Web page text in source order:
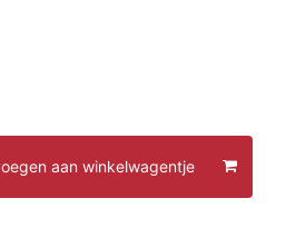
aan winkelwagentje